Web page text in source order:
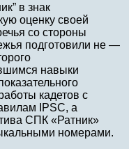
в знак
оценку своей
со стороны
подготовили не —
навыки
кадетов с
IPSC, а
СПК «Ратник»
номерами.